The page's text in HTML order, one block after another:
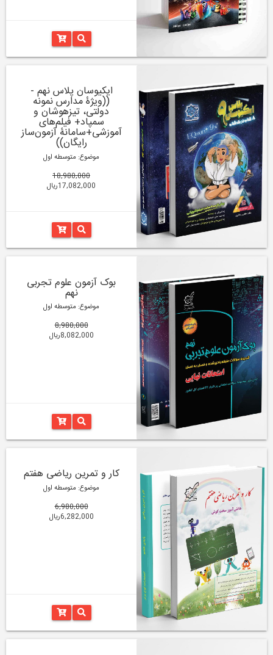
ایکیوسان پلاس نهم -
((ویژۀ مدارس نمونه
دولتی، تیزهوشان و
سمپاد+ فیلم‌های
آموزشی+سامانۀ آزمون‌ساز
رایگان))
موضوع: متوسطه اول
18,980,000
17,082,000ریال
بوک آزمون علوم تجربی
نهم
موضوع: متوسطه اول
8,980,000
8,082,000ریال
کار و تمرین ریاضی هفتم
موضوع: متوسطه اول
6,980,000
6,282,000ریال